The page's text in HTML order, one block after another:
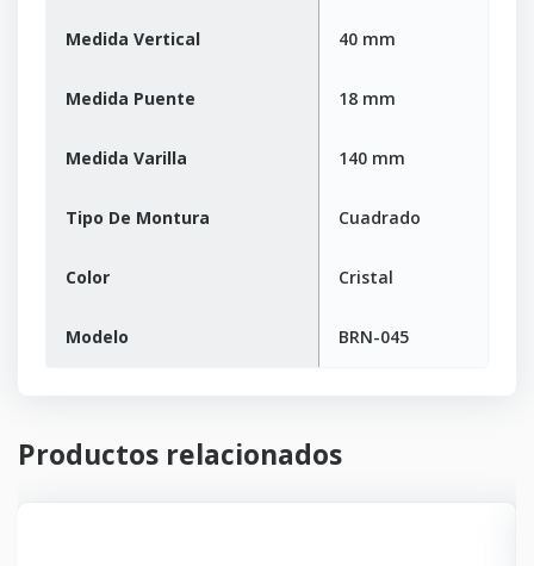
Medida Vertical 40 mm
Medida Puente 18 mm
Medida Varilla 140 mm
Tipo De Montura Cuadrado
Color Cristal
Modelo BRN-045
Productos relacionados